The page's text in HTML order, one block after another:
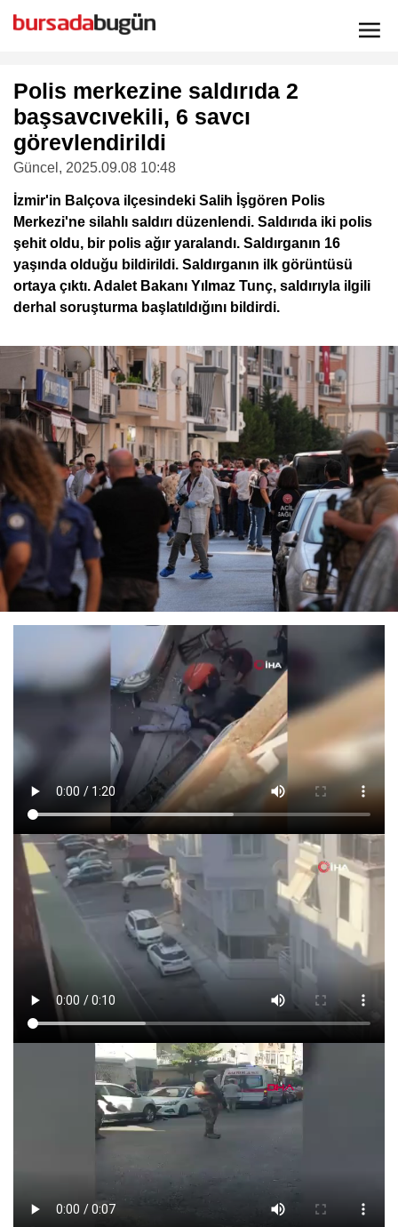
Polis merkezine saldırıda 2
başsavcıvekili, 6 savcı
görevlendirildi
Güncel , 2025.09.08 10:48
İzmir'in Balçova ilçesindeki Salih İşgören Polis
Merkezi'ne silahlı saldırı düzenlendi. Saldırıda iki polis
şehit oldu, bir polis ağır yaralandı. Saldırganın 16
yaşında olduğu bildirildi. Saldırganın ilk görüntüsü
ortaya çıktı. Adalet Bakanı Yılmaz Tunç, saldırıyla ilgili
derhal soruşturma başlatıldığını bildirdi.